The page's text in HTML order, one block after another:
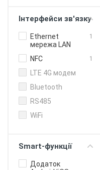
Інтерфейси зв'язку
Ethernet
мережа LAN
1
NFC 1
LTE 4G модем
Bluetooth
RS485
WiFi
Smart-функції
Додаток